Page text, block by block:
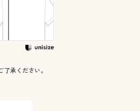
承ください。